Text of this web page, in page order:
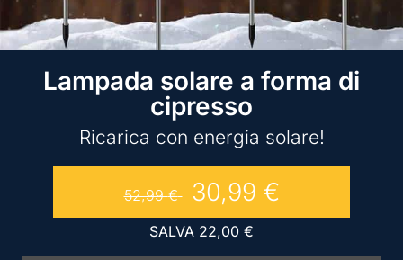
Lampada solare a forma di
cipresso
Ricarica con energia solare!
52,99€ 30,99 €
SALVA 22,00 €